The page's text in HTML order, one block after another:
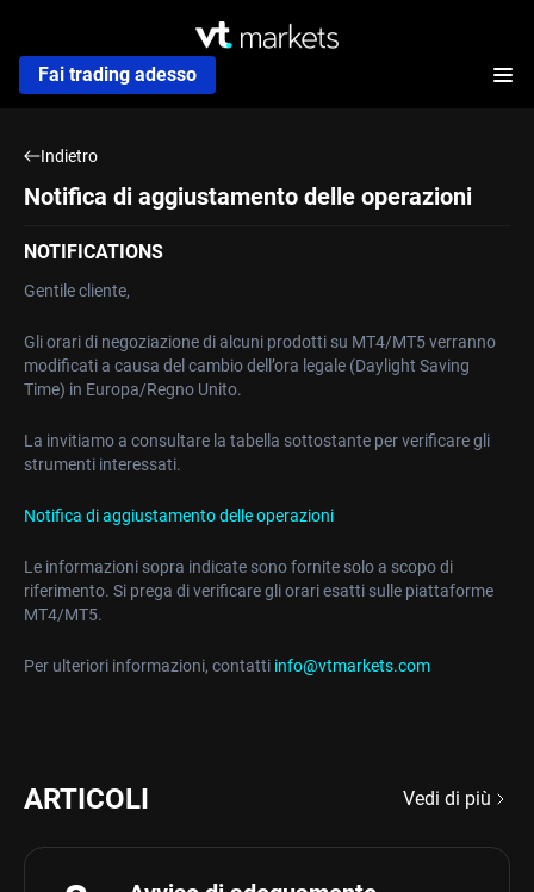
Fai trading adesso
Indietro
Notifica di aggiustamento delle operazioni
NOTIFICATIONS
Gentile cliente,
Gli orari di negoziazione di alcuni prodotti su MT4/MT5 verranno
modificati a causa del cambio dell’ora legale (Daylight Saving
Time) in Europa/Regno Unito.
La invitiamo a consultare la tabella sottostante per verificare gli
strumenti interessati.
Notifica di aggiustamento delle operazioni
Le informazioni sopra indicate sono fornite solo a scopo di
riferimento. Si prega di verificare gli orari esatti sulle piattaforme
MT4/MT5.
Per ulteriori informazioni, contatti info@vtmarkets.com
ARTICOLI Vedi di più